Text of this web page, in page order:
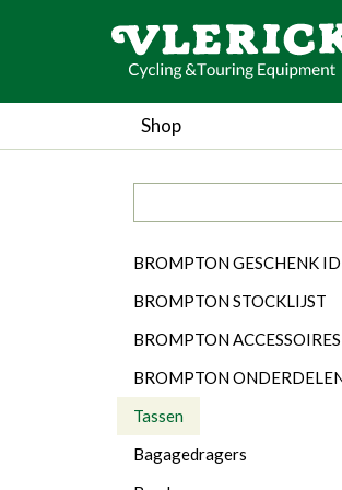
Shop
Categorieën
BROMPTON GESCHENK
BROMPTON STOCKLIJST
BROMPTON ACCESSOIRES
BROMPTON
Tassen
Bagagedragers